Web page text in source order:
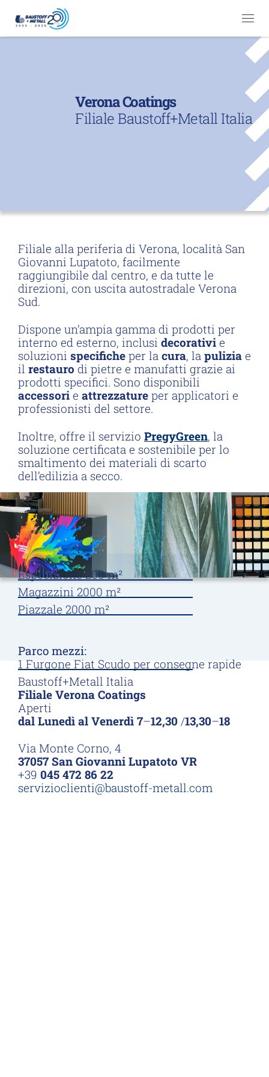
Passa al contenuto
Verona Coatings
Filiale Baustoff+Metall Italia
Filiale alla periferia di Verona, località San
Giovanni Lupatoto, facilmente
raggiungibile dal centro, e da tutte le
direzioni, con uscita autostradale Verona
Sud.
Dispone un’ampia gamma di prodotti per
interno ed esterno, inclusi decorativi e
soluzioni specifiche per la cura, la pulizia e
il restauro di pietre e manufatti grazie ai
prodotti specifici. Sono disponibili
accessori e attrezzature per applicatori e
professionisti del settore.
Inoltre, offre il servizio PregyGreen, la
soluzione certificata e sostenibile per lo
smaltimento dei materiali di scarto
dell’edilizia a secco.
Esposizione 200 m²
Magazzini 2000 m²
Piazzale 2000 m²
Parco mezzi:
1 Furgone Fiat Scudo per consegne rapide
Baustoff+Metall Italia
Filiale Verona Coatings
Aperti
dal Lunedì al Venerdì 7–12,30 /13,30–18
Via Monte Corno, 4
37057 San Giovanni Lupatoto VR
+39 045 472 86 22
servizioclienti@baustoff-metall.com